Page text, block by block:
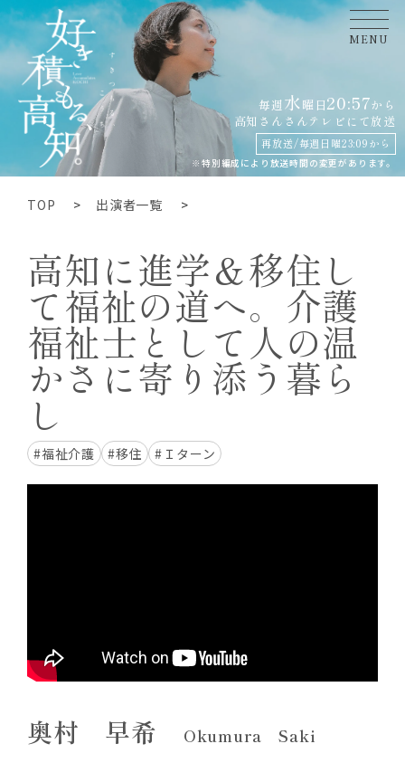
毎週水曜日20:57から
高知さんさんテレビにて放送
再放送/毎週日曜23:09から
※特別編成により放送時間の変更があります。
MENU
TOP 出演者一覧
高知に進学＆移住し
て福祉の道へ。介護
福祉士として人の温
かさに寄り添う暮ら
し
#福祉介護 #移住 #Ｉターン
奥村 早希 Okumura Saki